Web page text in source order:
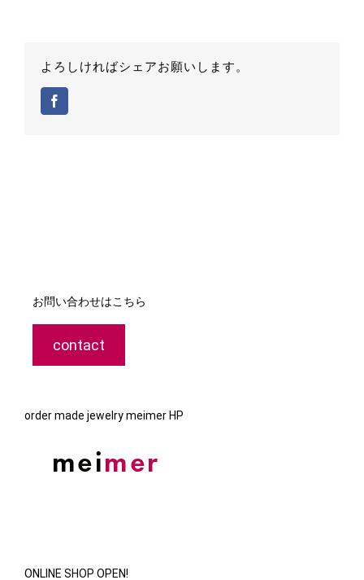
よろしければシェアお願いします。
お問い合わせはこちら
contact
order made jewelry meimer HP
ONLINE SHOP OPEN!